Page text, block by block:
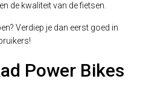
de kwaliteit van de fietsen.
Verdiep je dan eerst goed in
Power Bikes